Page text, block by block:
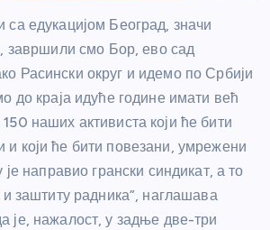
едукацијом Београд, значи
завршили смо Бор, ево сад
Расински округ и идемо по Србији
до краја идуће године имати већ
наших активиста који ће бити
који ће бити повезани, умрежени
је направио грански синдикат, а то
и заштиту радника”, наглашава
је, нажалост, у задње две-три